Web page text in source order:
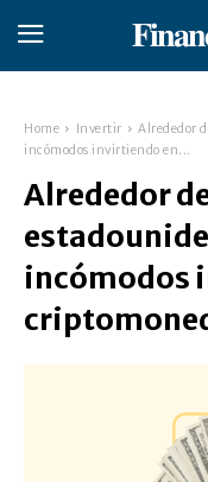
Home Invertir
Alrededor
incómodos invirtiendo en...
Alrededor
incómodos